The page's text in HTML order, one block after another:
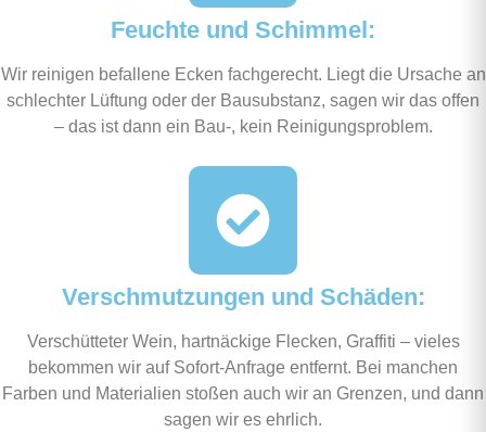
Feuchte und Schimmel:
Wir reinigen befallene Ecken fachgerecht. Liegt die Ursache an
schlechter Lüftung oder der Bausubstanz, sagen wir das offen
– das ist dann ein Bau-, kein Reinigungsproblem.
Verschmutzungen und Schäden:
Verschütteter Wein, hartnäckige Flecken, Graffiti – vieles
bekommen wir auf Sofort-Anfrage entfernt. Bei manchen
Farben und Materialien stoßen auch wir an Grenzen, und dann
sagen wir es ehrlich.